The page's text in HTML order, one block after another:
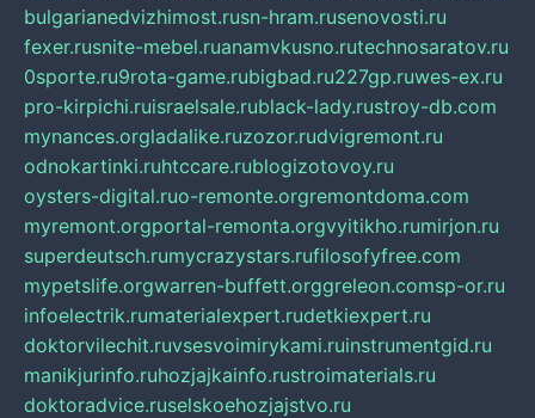
bulgarianedvizhimost.rusn-hram.rusenovosti.ru
fexer.rusnite-mebel.ruanamvkusno.rutechnosaratov.ru
0sporte.ru9rota-game.rubigbad.ru227gp.ruwes-ex.ru
pro-kirpichi.ruisraelsale.rublack-lady.rustroy-db.com
mynances.orgladalike.ruzozor.rudvigremont.ru
odnokartinki.ruhtccare.rublogizotovoy.ru
oysters-digital.ruo-remonte.orgremontdoma.com
myremont.orgportal-remonta.orgvyitikho.rumirjon.ru
superdeutsch.rumycrazystars.rufilosofyfree.com
mypetslife.orgwarren-buffett.orggreleon.comsp-or.ru
infoelectrik.rumaterialexpert.rudetkiexpert.ru
doktorvilechit.ruvsesvoimirykami.ruinstrumentgid.ru
manikjurinfo.ruhozjajkainfo.rustroimaterials.ru
doktoradvice.ruselskoehozjajstvo.ru